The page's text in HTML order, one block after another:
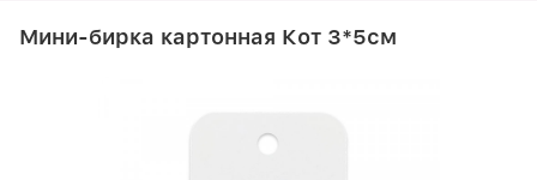
Мини-бирка картонная Кот 3*5см